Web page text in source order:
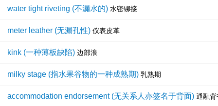
water tight riveting (不漏水的) 水密铆接
meter leather (无漏孔性) 仪表皮革
kink (一种薄板缺陷) 边部浪
milky stage (指水果谷物的一种成熟期) 乳熟期
accommodation endorsement (无关系人亦签名于背面) 通融背